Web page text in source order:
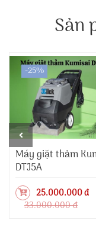
Sản
-25%
Máy giặt thảm
DTJ5A
25.000.000 đ
33.000.000 đ